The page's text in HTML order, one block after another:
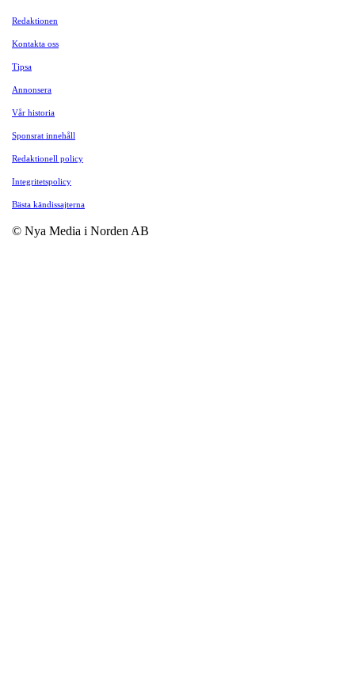
Redaktionen
Kontakta oss
Tipsa
Annonsera
Vår historia
Sponsrat innehåll
Redaktionell policy
Integritetspolicy
Bästa kändissajterna
© Nya Media i Norden AB